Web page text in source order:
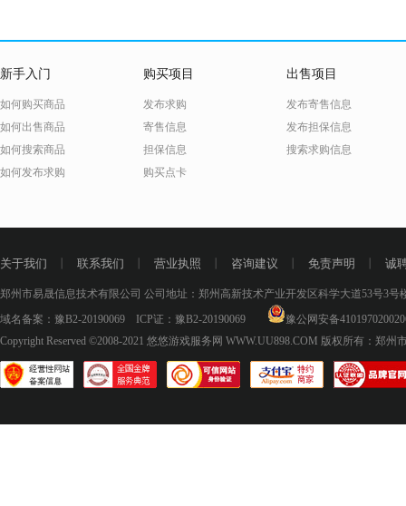
新手入门
如何购买商品
如何出售商品
如何搜索商品
如何发布求购
购买项目
发布求购
寄售信息
担保信息
购买点卡
出售项目
发布寄售信息
发布担保信息
搜索求购信息
关于我们 联系我们 营业执照 咨询建议 免责声明 诚
郑州市易晟信息技术有限公司 公司地址：郑州高新技术产业开发区科学大道53号3号
域名备案： 豫B2-20190069 ICP证： 豫B2-20190069
豫公网安备
Copyright Reserved ©2008-2021 悠悠游戏服务网 WWW.UU898.COM 版权所有：郑州